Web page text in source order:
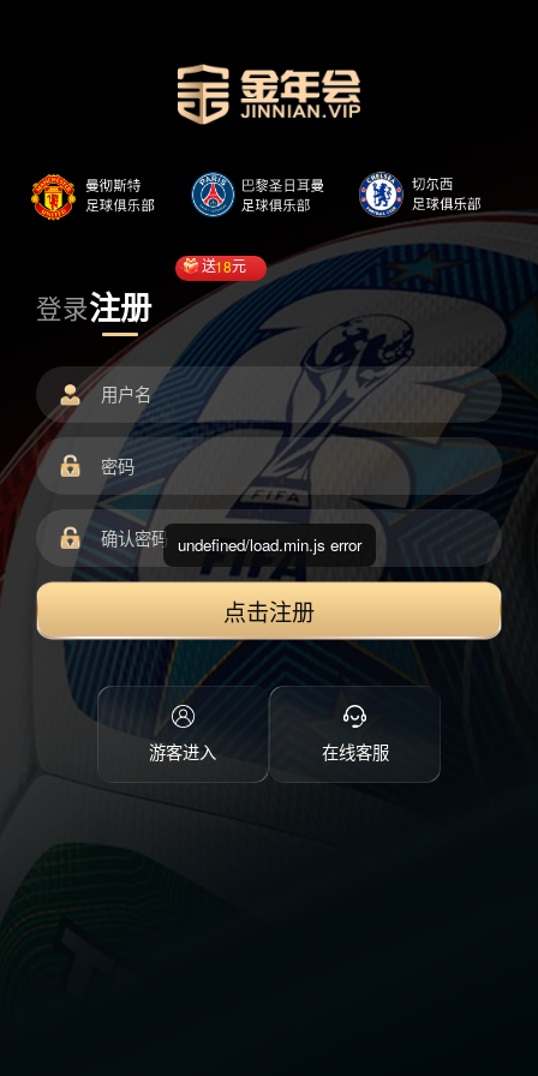
登录注册
送18元
点击注册
游客进入 在线客服
undefined/load.min.js error